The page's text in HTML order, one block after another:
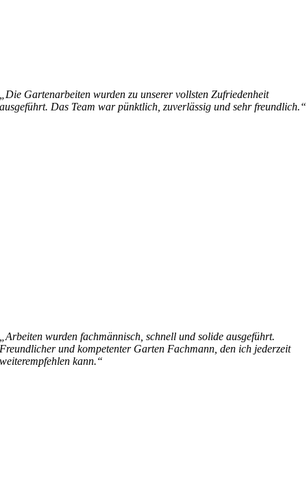
„Die Gartenarbeiten wurden zu unserer vollsten Zufriedenheit
ausgeführt. Das Team war pünktlich, zuverlässig und sehr freundlich.“
„Arbeiten wurden fachmännisch, schnell und solide ausgeführt.
Freundlicher und kompetenter Garten Fachmann, den ich jederzeit
weiterempfehlen kann.“